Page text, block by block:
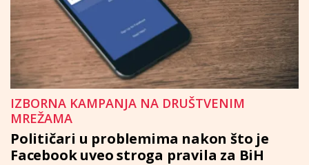
IZBORNA KAMPANJA NA DRUŠTVENIM
MREŽAMA
Političari u problemima nakon što je
Facebook uveo stroga pravila za BiH